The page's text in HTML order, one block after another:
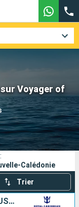
Voyager of
Calédonie
Trier
VANUATU, NOUVELLE-CALÉDONIE, AUSTRALIE